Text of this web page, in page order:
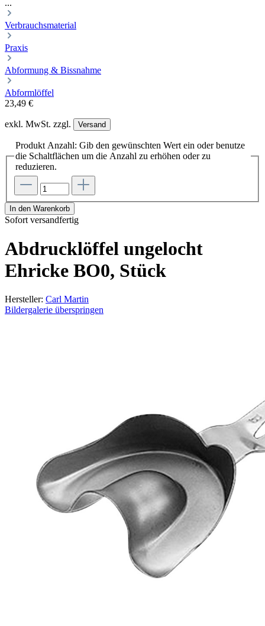
...
Verbrauchsmaterial
Praxis
Abformung & Bissnahme
Abformlöffel
23,49 €
exkl. MwSt. zzgl. Versand
Produkt Anzahl: Gib den gewünschten Wert ein oder benutze
die Schaltflächen um die Anzahl zu erhöhen oder zu
reduzieren.
In den Warenkorb
Sofort versandfertig
Abdrucklöffel ungelocht
Ehricke BO0, Stück
Hersteller: Carl Martin
Bildergalerie überspringen